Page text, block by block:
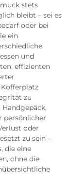
stets
bleibt – sei es
oder bei
ein
und
effizienten
zu
persönlicher
oder
zu sein –
die eine
ohne die